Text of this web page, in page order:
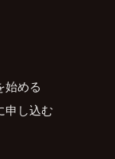
始める
申し込む